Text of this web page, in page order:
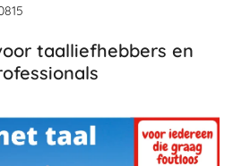
taalliefhebbers en